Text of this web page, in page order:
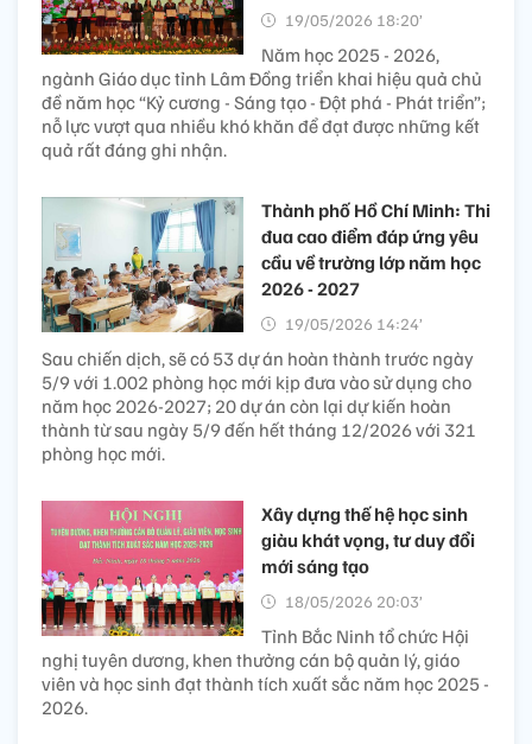
19/05/2026 18:20’
Năm học 2025 - 2026,
ngành Giáo dục tỉnh Lâm Đồng triển khai hiệu quả chủ
đề năm học “Kỷ cương - Sáng tạo - Đột phá - Phát triển”;
nỗ lực vượt qua nhiều khó khăn để đạt được những kết
quả rất đáng ghi nhận.
Thành phố Hồ Chí Minh: Thi
đua cao điểm đáp ứng yêu
cầu về trường lớp năm học
2026 - 2027
19/05/2026 14:24’
Sau chiến dịch, sẽ có 53 dự án hoàn thành trước ngày
5/9 với 1.002 phòng học mới kịp đưa vào sử dụng cho
năm học 2026-2027; 20 dự án còn lại dự kiến hoàn
thành từ sau ngày 5/9 đến hết tháng 12/2026 với 321
phòng học mới.
Xây dựng thế hệ học sinh
giàu khát vọng, tư duy đổi
mới sáng tạo
18/05/2026 20:03’
Tỉnh Bắc Ninh tổ chức Hội
nghị tuyên dương, khen thưởng cán bộ quản lý, giáo
viên và học sinh đạt thành tích xuất sắc năm học 2025 -
2026.